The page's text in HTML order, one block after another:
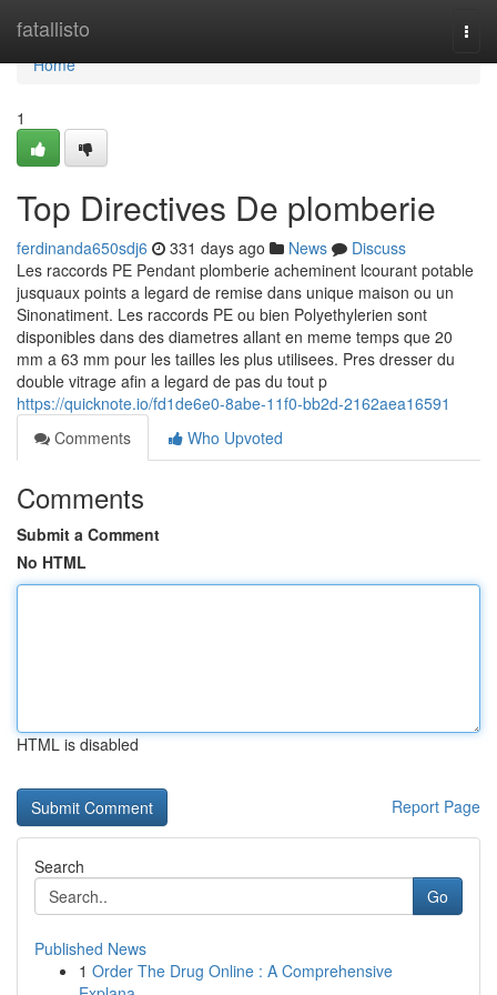
fatallisto
Home
Home
1
Top Directives De plomberie
ferdinanda650sdj6 331 days ago News
Discuss
Les raccords PE Pendant plomberie acheminent lcourant potable
jusquaux points a legard de remise dans unique maison ou un
Sinonatiment. Les raccords PE ou bien Polyethylerien sont
disponibles dans des diametres allant en meme temps que 20
mm a 63 mm pour les tailles les plus utilisees. Pres dresser du
double vitrage afin a legard de pas du tout p
https://quicknote.io/fd1de6e0-8abe-11f0-bb2d-2162aea16591
Comments
Who Upvoted
Comments
Submit a Comment
No HTML
HTML is disabled
Report Page
Search
Go
Published News
1 Order The Drug Online : A Comprehensive